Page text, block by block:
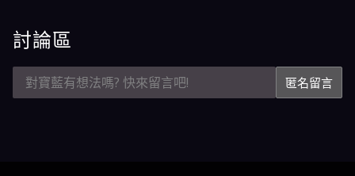
討論區
匿名留言